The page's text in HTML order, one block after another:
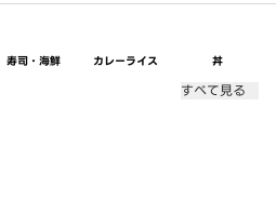
寿司・海鮮 カレーライス 丼
すべて見る